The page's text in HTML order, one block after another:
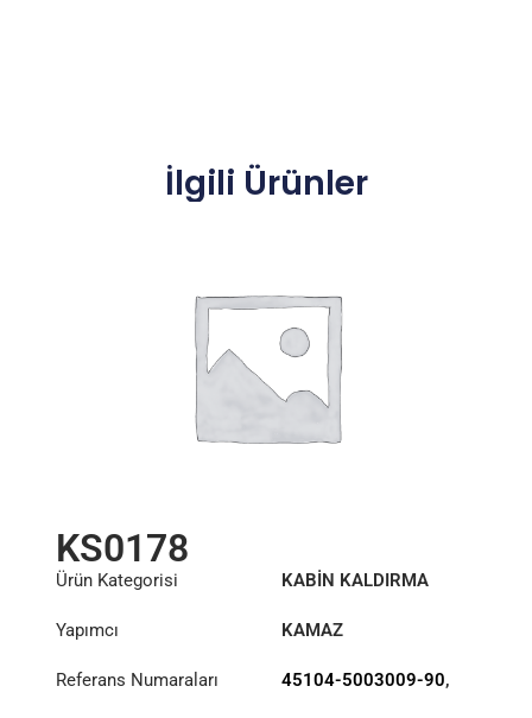
İlgili Ürünler
KS0178
Ürün Kategorisi
KABİN KALDIRMA
Yapımcı
KAMAZ
Referans Numaraları 45104-5003009-90,